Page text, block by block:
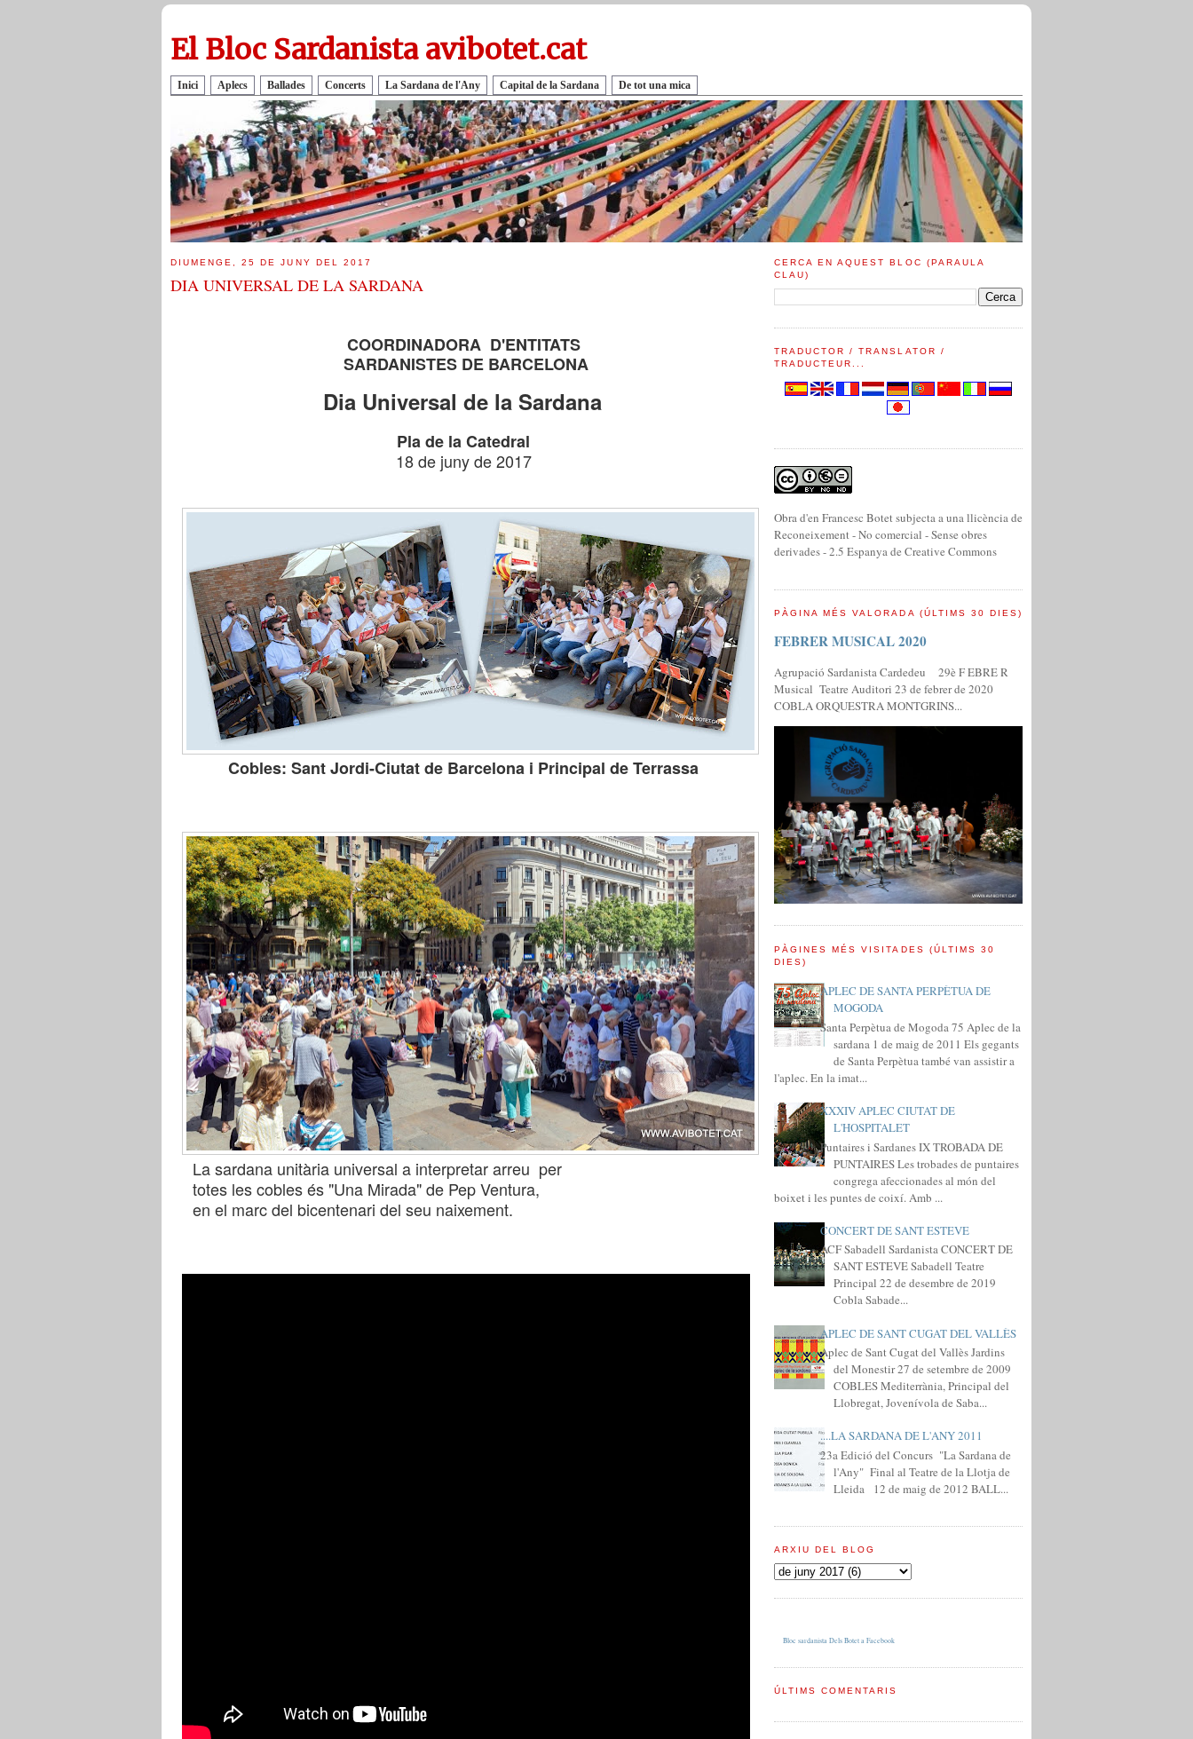
El Bloc Sardanista avibotet.cat
Inici Aplecs Ballades Concerts La Sardana de l'Any Capital de la Sardana De tot una mica
DIUMENGE, 25 DE JUNY DEL 2017
DIA UNIVERSAL DE LA SARDANA
COORDINADORA D'ENTITATS
SARDANISTES DE BARCELONA
Dia Universal de la Sardana
Pla de la Catedral
18 de juny de 2017
Cobles: Sant Jordi-Ciutat de Barcelona i Principal de Terrassa
La sardana unitària universal a interpretar arreu per
totes les cobles és "Una Mirada" de Pep Ventura,
en el marc del bicentenari del seu naixement.
CERCA EN AQUEST BLOC (PARAULA
CLAU)
TRADUCTOR / TRANSLATOR /
TRADUCTEUR...
Obra d'en Francesc Botet subjecta a una llicència de
Reconeixement - No comercial - Sense obres
derivades - 2.5 Espanya de Creative Commons
PÀGINA MÉS VALORADA (ÚLTIMS 30 DIES)
FEBRER MUSICAL 2020
Agrupació Sardanista Cardedeu 29è F EBRE R
Musical Teatre Auditori 23 de febrer de 2020
COBLA ORQUESTRA MONTGRINS...
PÀGINES MÉS VISITADES (ÚLTIMS 30
DIES)
APLEC DE SANTA PERPÈTUA DE
MOGODA
Santa Perpètua de Mogoda 75 Aplec de la
sardana 1 de maig de 2011 Els gegants
de Santa Perpètua també van assistir a
l'aplec. En la imat...
XXXIV APLEC CIUTAT DE
L'HOSPITALET
Puntaires i Sardanes IX TROBADA DE
PUNTAIRES Les trobades de puntaires
congrega afeccionades al món del
boixet i les puntes de coixí. Amb ...
CONCERT DE SANT ESTEVE
ACF Sabadell Sardanista CONCERT DE
SANT ESTEVE Sabadell Teatre
Principal 22 de desembre de 2019
Cobla Sabade...
APLEC DE SANT CUGAT DEL VALLÈS
Aplec de Sant Cugat del Vallès Jardins
del Monestir 27 de setembre de 2009
COBLES Mediterrània, Principal del
Llobregat, Jovenívola de Saba...
....LA SARDANA DE L'ANY 2011
23a Edició del Concurs "La Sardana de
l'Any" Final al Teatre de la Llotja de
Lleida 12 de maig de 2012 BALL...
ARXIU DEL BLOG
Bloc sardanista Dels Botet a Facebook
ÚLTIMS COMENTARIS